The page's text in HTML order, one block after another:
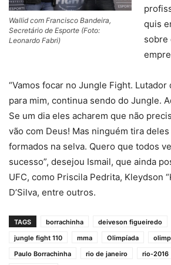
Wallid com Francisco Bandeira,
Secretário de Esporte (Foto:
Leonardo Fabri)
quis
sobre
“Vamos focar no Jungle Fight.
para mim, continua sendo do Jungle.
Se um dia eles acharem que não
vão com Deus! Mas ninguém tira
formados na selva. Quero que todos
sucesso”, desejou Ismail, que ainda
UFC, como Priscila Pedrita, Kleydson
D’Silva, entre outros.
TAGS borrachinha deiveson figueiredo
jungle fight 110
mma Olimpíada
Paulo Borrachinha
rio de janeiro rio-2016